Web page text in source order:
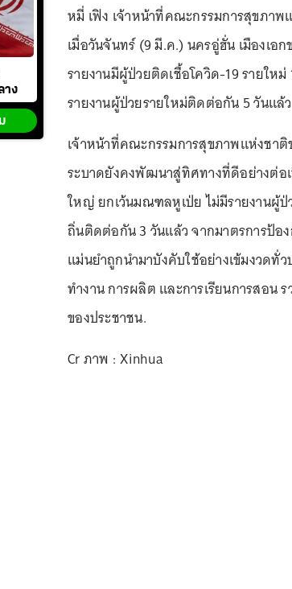
าง
หมี่ เฟิง เจ้าหน้าที่คณะกรรมการสุขภาพ
เมื่อวันจันทร์ (9 มี.ค.) นครอู่ฮั่น เมืองเ
รายงานมีผู้ป่วยติดเชื้อโควิด-19 รายให
รายงานผู้ป่วยรายใหม่ติดต่อกัน 5 วันแล้ว
เจ้าหน้าที่คณะกรรมการสุขภาพแห่งชาติ
ระบาดยังคงพัฒนาสู่ทิศทางที่ดีอย่างต่
ใหญ่ ยกเว้นมณฑลหูเป่ย ไม่มีรายงานผู้ป่
ถิ่นติดต่อกัน 3 วันแล้ว จากมาตรการป้อ
แม่นยำถูกนำมาบังคับใช้อย่างเข้มงวดทั่
ทำงาน การผลิต และการเรียนการสอน
ของประชาชน.
Cr ภาพ : Xinhua